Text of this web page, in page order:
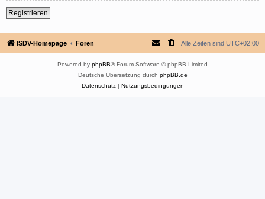
Registrieren
ISDV-Homepage Foren Alle Zeiten sind UTC+02:00
Powered by phpBB® Forum Software © phpBB Limited
Deutsche Übersetzung durch phpBB.de
Datenschutz| Nutzungsbedingungen